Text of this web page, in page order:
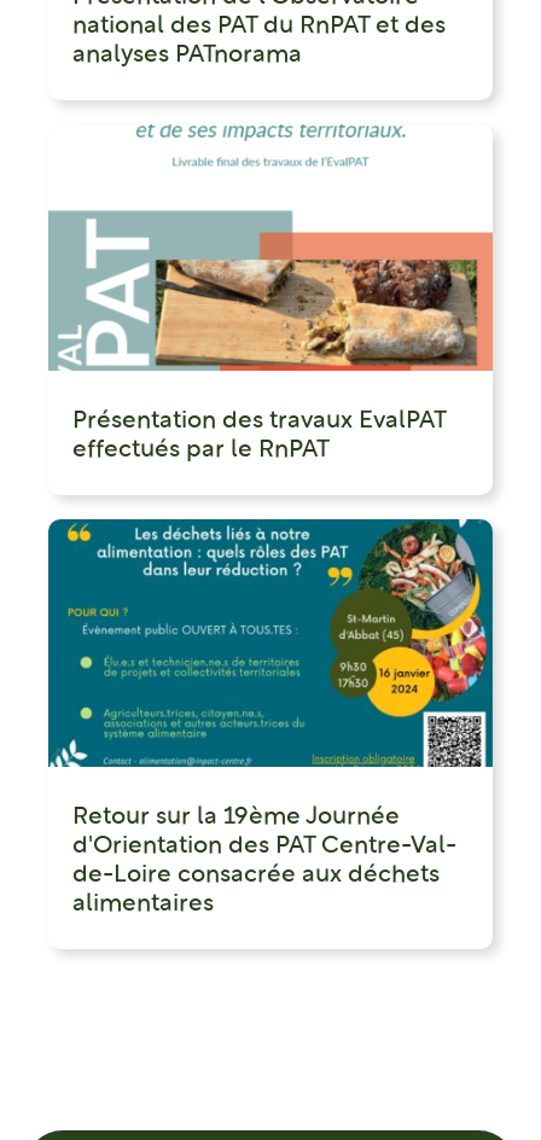
national des PAT du RnPAT et des
analyses PATnorama
Présentation des travaux EvalPAT
effectués par le RnPAT
Retour sur la 19ème Journée
d'Orientation des PAT Centre-Val-
de-Loire consacrée aux déchets
alimentaires